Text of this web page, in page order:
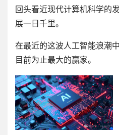
回头看近现代计算机科学的
展一日千里。
在最近的这波人工智能浪潮
目前为止最大的赢家。